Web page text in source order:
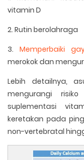
vitamin D
2. Rutin berolahraga
3. Memperbaiki
merokok dan
Lebih detailnya,
mengurangi
suplementasi
keretakan pada
non-vertebratal